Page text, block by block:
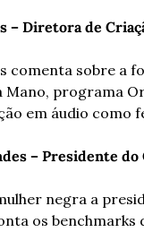
– Diretora de
comenta sobre a
Mano, programa
em áudio como
– Presidente do
negra a
os benchmarks